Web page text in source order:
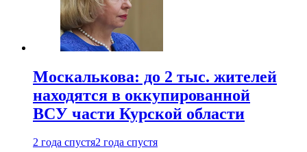
Москалькова: до 2 тыс. жителей
находятся в оккупированной
ВСУ части Курской области
2 года спустя2 года спустя